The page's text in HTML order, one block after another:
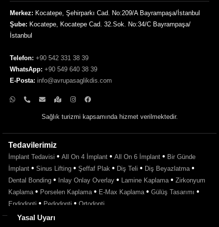
Merkez: Kocatepe, Şehirparkı Cad. No:209/A Bayrampaşa/İstanbul
Şube: Kocatepe, Kocatepe Cad. 32.Sok. No:34/C Bayrampaşa/
İstanbul
Telefon: +90 542 331 38 39
WhatsApp: +90 549 640 38 39
E-Posta: info@avrupasaglikdis.com
Sağlık turizmi kapsamında hizmet verilmektedir.
Tedavilerimiz
İmplant Tedavisi • All On 4 İmplant • All On 6 İmplant • Bir Günde
İmplant • Sinus Lifting • Şeffaf Plak • Diş Teli • Diş Beyazlatma •
Dental Bonding • Inlay Onlay Overlay • Lamine Kaplama • Zirkonyum
Kaplama • Porselen Kaplama • E-Max Kaplama • Gülüş Tasarımı •
Endodonti • Pedodonti • Ortodonti
Yasal Uyarı